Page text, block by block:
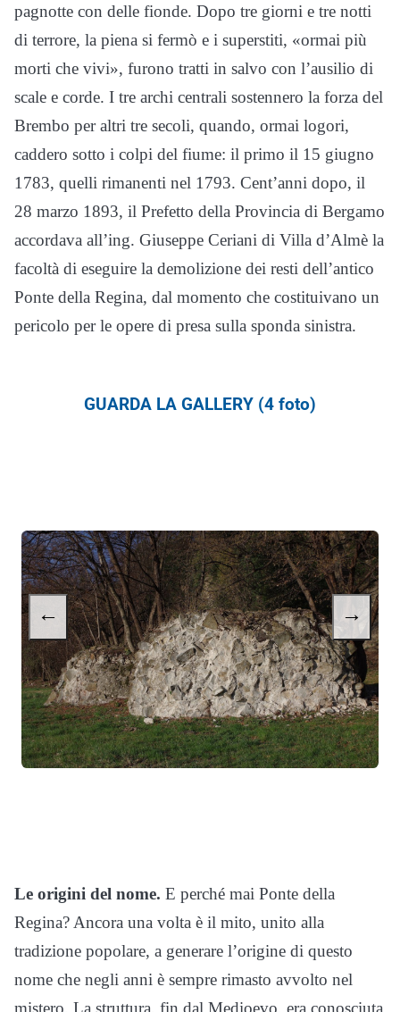
pagnotte con delle fionde. Dopo tre giorni e tre notti
di terrore, la piena si fermò e i superstiti, «ormai più
morti che vivi», furono tratti in salvo con l’ausilio di
scale e corde. I tre archi centrali sostennero la forza del
Brembo per altri tre secoli, quando, ormai logori,
caddero sotto i colpi del fiume: il primo il 15 giugno
1783, quelli rimanenti nel 1793. Cent’anni dopo, il
28 marzo 1893, il Prefetto della Provincia di Bergamo
accordava all’ing. Giuseppe Ceriani di Villa d’Almè la
facoltà di eseguire la demolizione dei resti dell’antico
Ponte della Regina, dal momento che costituivano un
pericolo per le opere di presa sulla sponda sinistra.
GUARDA LA GALLERY (4 foto)
← →
Le origini del nome. E perché mai Ponte della
Regina? Ancora una volta è il mito, unito alla
tradizione popolare, a generare l’origine di questo
nome che negli anni è sempre rimasto avvolto nel